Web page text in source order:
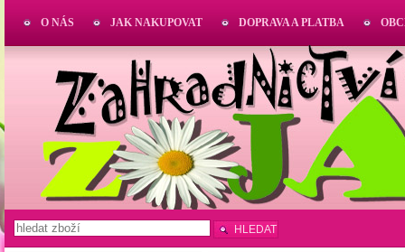
O NÁS JAK NAKUPOVAT DOPRAVA A PLATBA
HLEDAT